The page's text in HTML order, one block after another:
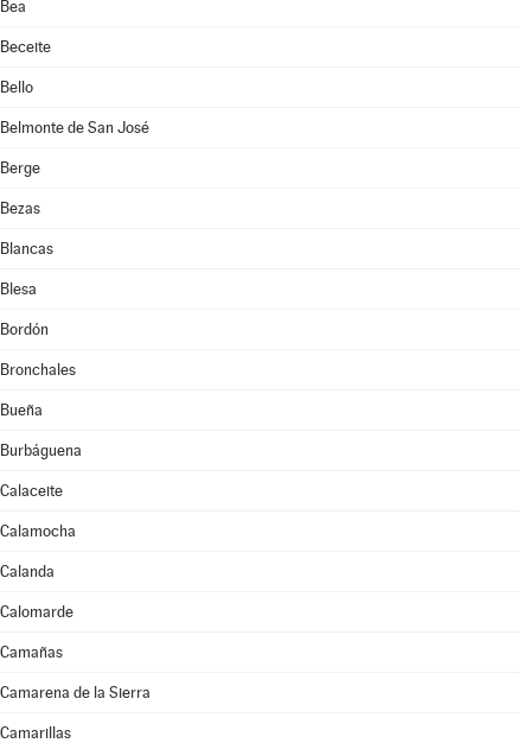
Bea
Beceite
Bello
Belmonte de San José
Berge
Bezas
Blancas
Blesa
Bordón
Bronchales
Bueña
Burbáguena
Calaceite
Calamocha
Calanda
Calomarde
Camañas
Camarena de la Sierra
Camarillas